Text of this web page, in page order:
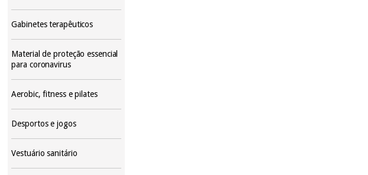
Gabinetes terapêuticos
Material de proteção essencial
para coronavirus
Aerobic, fitness e pilates
Desportos e jogos
Vestuário sanitário